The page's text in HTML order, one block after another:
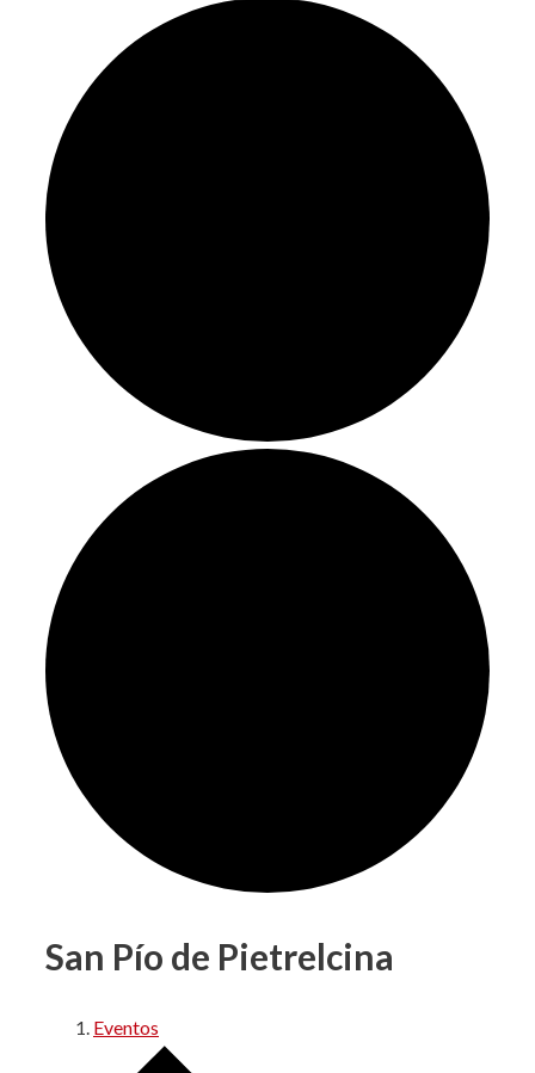
San Pío de Pietrelcina
Eventos